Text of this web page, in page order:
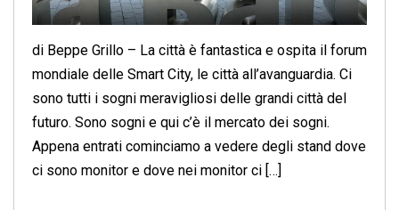
di Beppe Grillo – La città è fantastica e ospita il forum
mondiale delle Smart City, le città all’avanguardia. Ci
sono tutti i sogni meravigliosi delle grandi città del
futuro. Sono sogni e qui c’è il mercato dei sogni.
Appena entrati cominciamo a vedere degli stand dove
ci sono monitor e dove nei monitor ci […]